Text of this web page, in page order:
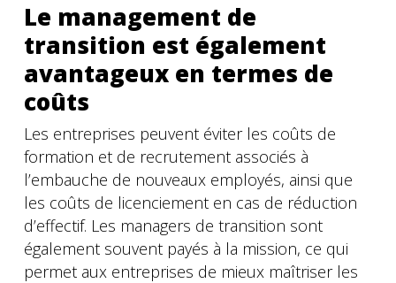
Le management de
transition est également
avantageux en termes de
coûts
Les entreprises peuvent éviter les coûts de
formation et de recrutement associés à
l’embauche de nouveaux employés, ainsi que
les coûts de licenciement en cas de réduction
d’effectif. Les managers de transition sont
également souvent payés à la mission, ce qui
permet aux entreprises de mieux maîtriser les